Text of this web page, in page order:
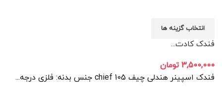
انتخاب گزینه ها
فندک کادت...
3,500,000 تومان
فندک اسپینر هندلی چیف chief 105 جنس بدنه: فلزی درجه...